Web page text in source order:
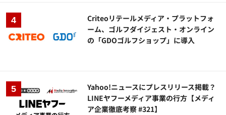
Criteoリテールメディア・プラットフォ
ーム、ゴルフダイジェスト・オンライン
の「GDOゴルフショップ」に導入
Yahoo!ニュースにプレスリリース掲載？
LINEヤフーメディア事業の行方【メディ
ア企業徹底考察 #321】